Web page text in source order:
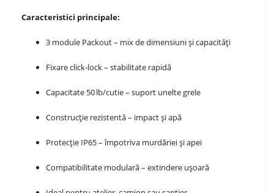
Caracteristici principale:
3 module Packout – mix de dimensiuni și capacități
Fixare click‑lock – stabilitate rapidă
Capacitate 50 lb/cutie – suport unelte grele
Construcție rezistentă – impact și apă
Protecție IP65 – împotriva murdăriei și apei
Compatibilitate modulară – extindere ușoară